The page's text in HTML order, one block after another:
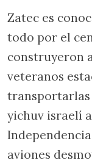
Zatec es
todo por el
construyeron
veteranos
transportarlas
yichuv israelí
aviones